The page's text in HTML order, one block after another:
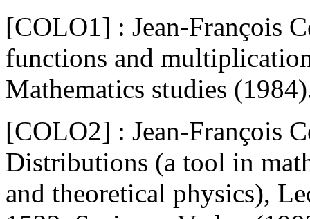
[COLO1] : Jean-François
functions and
Mathematics studies
[COLO2] : Jean-François
Distributions (a tool in
and theoretical physics),